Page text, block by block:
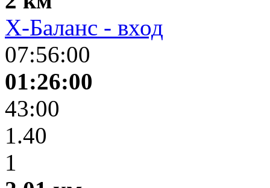
Х-Баланс - вход
07:56:00
01:26:00
43:00
1.40
1